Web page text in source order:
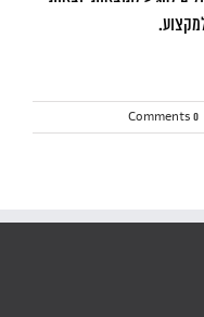
0 Comments